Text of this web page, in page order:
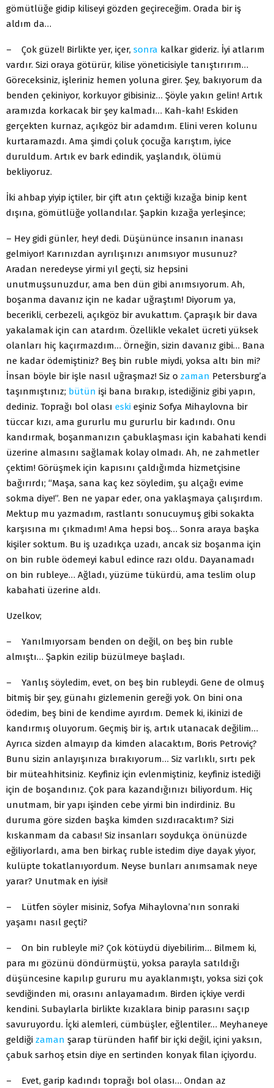
gömütlüğe gidip kiliseyi gözden geçireceğim. Orada bir iş
aldım da…
– Çok güzel! Birlikte yer, içer, sonra kalkar gideriz. İyi atlarım
vardır. Sizi oraya götürür, kilise yöneticisiyle tanıştırırım…
Göreceksiniz, işleriniz hemen yoluna girer. Şey, bakıyorum da
benden çekiniyor, korkuyor gibisiniz… Şöyle yakın gelin! Artık
aramızda korkacak bir şey kalmadı… Kah-kah! Eskiden
gerçekten kurnaz, açıkgöz bir adamdım. Elini veren kolunu
kurtaramazdı. Ama şimdi çoluk çocuğa karıştım, iyice
duruldum. Artık ev bark edindik, yaşlandık, ölümü
bekliyoruz.
İki ahbap yiyip içtiler, bir çift atın çektiği kızağa binip kent
dışına, gömütlüğe yollandılar. Şapkin kızağa yerleşince;
– Hey gidi günler, hey! dedi. Düşününce insanın inanası
gelmiyor! Karınızdan ayrılışınızı anımsıyor musunuz?
Aradan neredeyse yirmi yıl geçti, siz hepsini
unutmuşsunuzdur, ama ben dün gibi anımsıyorum. Ah,
boşanma davanız için ne kadar uğraştım! Diyorum ya,
becerikli, cerbezeli, açıkgöz bir avukattım. Çapraşık bir dava
yakalamak için can atardım. Özellikle vekalet ücreti yüksek
olanları hiç kaçırmazdım… Örneğin, sizin davanız gibi… Bana
ne kadar ödemiştiniz? Beş bin ruble miydi, yoksa altı bin mi?
İnsan böyle bir işle nasıl uğraşmaz! Siz o zaman Petersburg’a
taşınmıştınız; bütün işi bana bırakıp, istediğiniz gibi yapın,
dediniz. Toprağı bol olası eski eşiniz Sofya Mihaylovna bir
tüccar kızı, ama gururlu mu gururlu bir kadındı. Onu
kandırmak, boşanmanızın çabuklaşması için kabahati kendi
üzerine almasını sağlamak kolay olmadı. Ah, ne zahmetler
çektim! Görüşmek için kapısını çaldığımda hizmetçisine
bağırırdı; “Maşa, sana kaç kez söyledim, şu alçağı evime
sokma diye!”. Ben ne yapar eder, ona yaklaşmaya çalışırdım.
Mektup mu yazmadım, rastlantı sonucuymuş gibi sokakta
karşısına mı çıkmadım! Ama hepsi boş… Sonra araya başka
kişiler soktum. Bu iş uzadıkça uzadı, ancak siz boşanma için
on bin ruble ödemeyi kabul edince razı oldu. Dayanamadı
on bin rubleye… Ağladı, yüzüme tükürdü, ama teslim olup
kabahati üzerine aldı.
Uzelkov;
– Yanılmıyorsam benden on değil, on beş bin ruble
almıştı… Şapkin ezilip büzülmeye başladı.
– Yanlış söyledim, evet, on beş bin rubleydi. Gene de olmuş
bitmiş bir şey, günahı gizlemenin gereği yok. On bini ona
ödedim, beş bini de kendime ayırdım. Demek ki, ikinizi de
kandırmış oluyorum. Geçmiş bir iş, artık utanacak değilim…
Ayrıca sizden almayıp da kimden alacaktım, Boris Petroviç?
Bunu sizin anlayışınıza bırakıyorum… Siz varlıklı, sırtı pek
bir müteahhitsiniz. Keyfiniz için evlenmiştiniz, keyfiniz istediği
için de boşandınız. Çok para kazandığınızı biliyordum. Hiç
unutmam, bir yapı işinden cebe yirmi bin indirdiniz. Bu
duruma göre sizden başka kimden sızdıracaktım? Sizi
kıskanmam da cabası! Siz insanları soydukça önünüzde
eğiliyorlardı, ama ben birkaç ruble istedim diye dayak yiyor,
kulüpte tokatlanıyordum. Neyse bunları anımsamak neye
yarar? Unutmak en iyisi!
– Lütfen söyler misiniz, Sofya Mihaylovna’nın sonraki
yaşamı nasıl geçti?
– On bin rubleyle mi? Çok kötüydü diyebilirim… Bilmem ki,
para mı gözünü döndürmüştü, yoksa parayla satıldığı
düşüncesine kapılıp gururu mu ayaklanmıştı, yoksa sizi çok
sevdiğinden mi, orasını anlayamadım. Birden içkiye verdi
kendini. Subaylarla birlikte kızaklara binip parasını saçıp
savuruyordu. İçki alemleri, cümbüşler, eğlentiler… Meyhaneye
geldiği zaman şarap türünden hafif bir içki değil, içini yaksın,
çabuk sarhoş etsin diye en sertinden konyak filan içiyordu.
– Evet, garip kadındı toprağı bol olası… Ondan az